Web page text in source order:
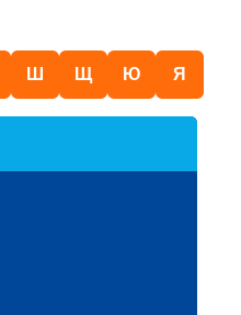
Ш Щ Ю Я